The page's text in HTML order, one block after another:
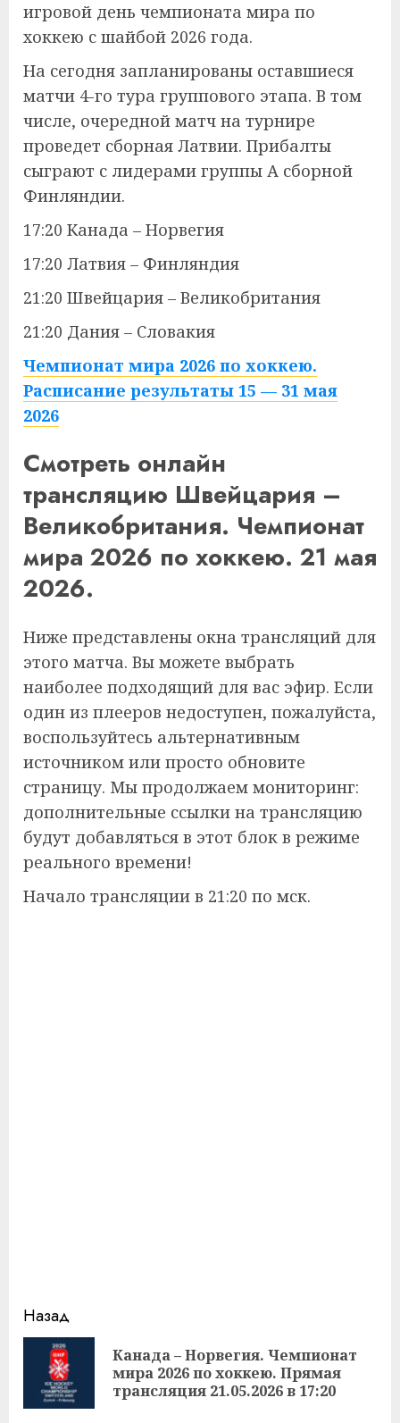
игровой день чемпионата мира по
хоккею с шайбой 2026 года.
На сегодня запланированы оставшиеся
матчи 4-го тура группового этапа. В том
числе, очередной матч на турнире
проведет сборная Латвии. Прибалты
сыграют с лидерами группы А сборной
Финляндии.
17:20 Канада – Норвегия
17:20 Латвия – Финляндия
21:20 Швейцария – Великобритания
21:20 Дания – Словакия
Чемпионат мира 2026 по хоккею.
Расписание результаты 15 — 31 мая
2026
Смотреть онлайн
трансляцию Швейцария –
Великобритания. Чемпионат
мира 2026 по хоккею. 21 мая
2026.
Ниже представлены окна трансляций для
этого матча. Вы можете выбрать
наиболее подходящий для вас эфир. Если
один из плееров недоступен, пожалуйста,
воспользуйтесь альтернативным
источником или просто обновите
страницу. Мы продолжаем мониторинг:
дополнительные ссылки на трансляцию
будут добавляться в этот блок в режиме
реального времени!
Начало трансляции в 21:20 по мск.
Продолжить
чтение
Назад
Канада – Норвегия. Чемпионат
мира 2026 по хоккею. Прямая
трансляция 21.05.2026 в 17:20